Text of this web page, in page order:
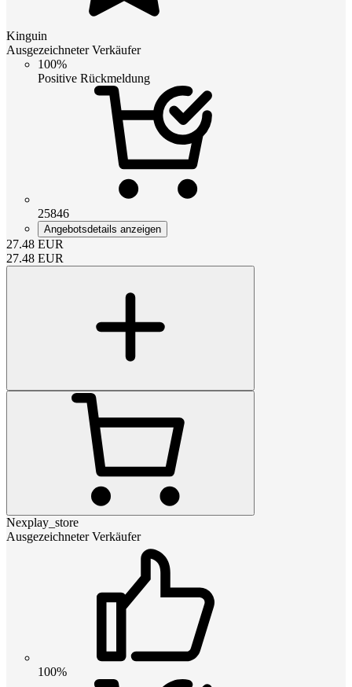
Kinguin
Ausgezeichneter Verkäufer
100%
Positive Rückmeldung
25846
Angebotsdetails anzeigen
27.48 EUR
27.48 EUR
Nexplay_store
Ausgezeichneter Verkäufer
100%